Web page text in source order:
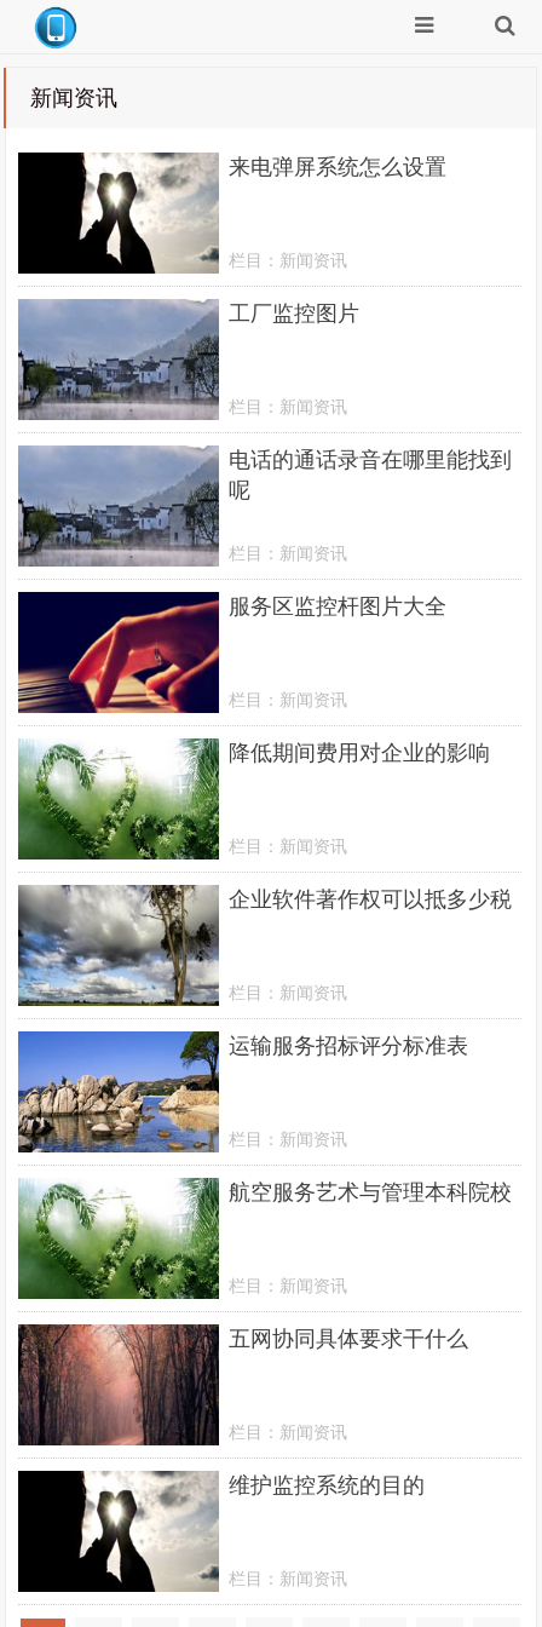
新闻资讯
来电弹屏系统怎么设置
栏目： 新闻资讯
工厂监控图片
栏目： 新闻资讯
电话的通话录音在哪里能找到
呢
栏目： 新闻资讯
服务区监控杆图片大全
栏目： 新闻资讯
降低期间费用对企业的影响
栏目： 新闻资讯
企业软件著作权可以抵多少税
栏目： 新闻资讯
运输服务招标评分标准表
栏目： 新闻资讯
航空服务艺术与管理本科院校
栏目： 新闻资讯
五网协同具体要求干什么
栏目： 新闻资讯
维护监控系统的目的
栏目： 新闻资讯